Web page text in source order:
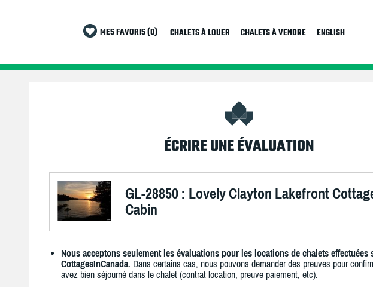
MES FAVORIS (0) CHALETS À LOUER CHALETS À VENDRE ENGLISH
ÉCRIRE UNE ÉVALUATION
GL-28850 : Lovely Clayton Lakefront
Cabin
Nous acceptons seulement les évaluations pour les locations de chalets effectuées
CottagesInCanada. Dans certains cas, nous pouvons demander des preuves pour
avez bien séjourné dans le chalet (contrat location, preuve paiement, etc).